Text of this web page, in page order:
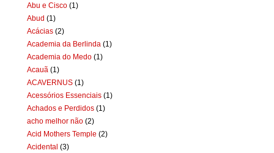
Abu e Cisco (1)
Abud (1)
Acácias (2)
Academia da Berlinda (1)
Academia do Medo (1)
Acauã (1)
ACAVERNUS (1)
Acessórios Essenciais (1)
Achados e Perdidos (1)
acho melhor não (2)
Acid Mothers Temple (2)
Acidental (3)